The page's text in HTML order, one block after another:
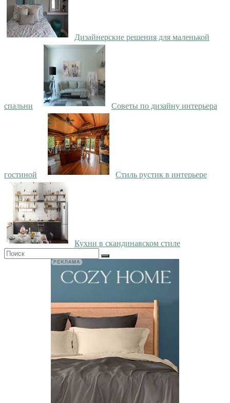
Дизайнерские решения для маленькой
спальни Советы по дизайну интерьера
гостиной Стиль рустик в интерьере
Кухни в скандинавском стиле